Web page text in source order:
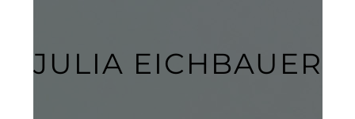
JULIA EICHBAUER